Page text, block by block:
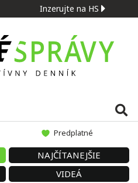
Inzerujte na HS
Predplatné
NAJČÍTANEJŠIE
VIDEÁ